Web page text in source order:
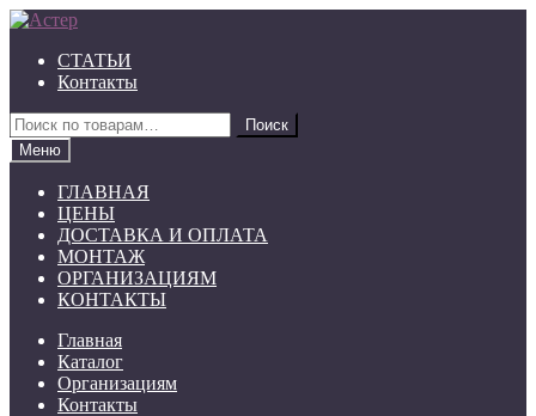
Перейти
навигации
Перейти
содержимому
СТАТЬИ
Контакты
Искать:
Поиск
Меню
ГЛАВНАЯ
ЦЕНЫ
ДОСТАВКА И ОПЛАТА
МОНТАЖ
ОРГАНИЗАЦИЯМ
КОНТАКТЫ
Главная
Каталог
Организациям
Контакты